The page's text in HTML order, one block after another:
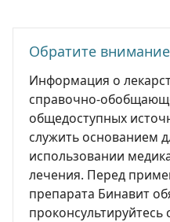
Обратите
Информация о
справочно-
общедоступных
служить основанием
использовании
лечения. Перед
препарата Бинавит